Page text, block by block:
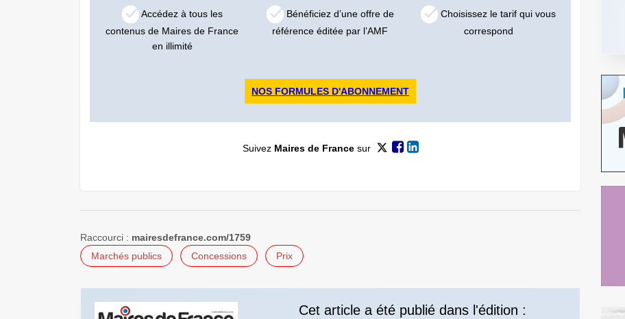
Accédez à tous les
contenus de Maires de France
en illimité
Bénéficiez d’une offre de
référence éditée par l’AMF
Choisissez le tarif qui vous
correspond
NOS FORMULES D'ABONNEMENT
Suivez Maires de Francesur
Raccourci : mairesdefrance.com/1759
Marchés publics
Concessions Prix
Cet article a été publié dans l'édition :